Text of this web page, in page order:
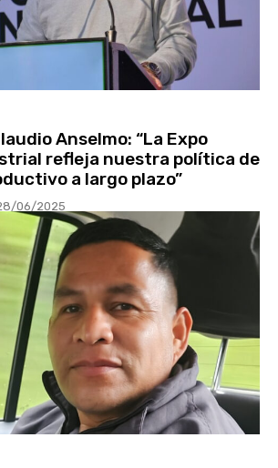
Anselmo: “La Expo
refleja nuestra política de
a largo plazo”
06/2025